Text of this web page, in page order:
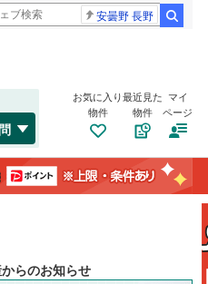
安曇野 長野
お気に入り
物件
最近見た
物件
マイ
ページ
らのお知らせ